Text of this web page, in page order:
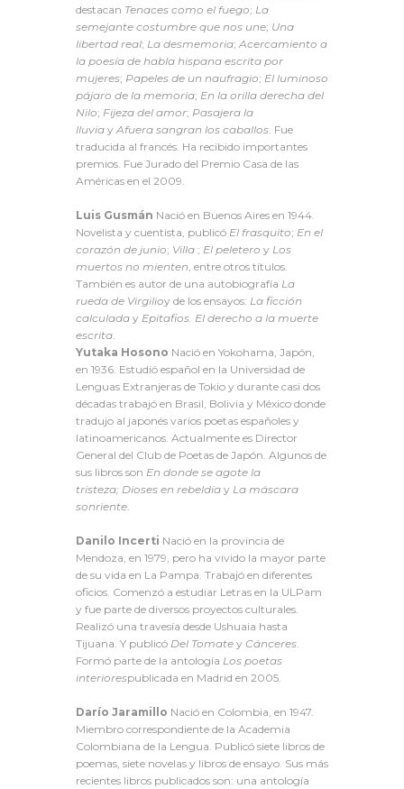
destacan Tenaces como el fuego; La
semejante costumbre que nos une; Una
libertad real; La desmemoria; Acercamiento a
la poesía de habla hispana escrita por
mujeres; Papeles de un naufragio; El luminoso
pájaro de la memoria; En la orilla derecha del
Nilo; Fijeza del amor; Pasajera la
lluvia y Afuera sangran los caballos . Fue
traducida al francés. Ha recibido importantes
premios. Fue Jurado del Premio Casa de las
Américas en el 2009.
Luis Gusmán Nació en Buenos Aires en 1944.
Novelista y cuentista, publicó El frasquito; En el
corazón de junio; Villa ; El peletero y Los
muertos no mienten , entre otros títulos.
También es autor de una autobiografía La
rueda de Virgilioy de los ensayos: La ficción
calculada y Epitafios. El derecho a la muerte
escrita
Yutaka Hosono Nació en Yokohama, Japón,
en 1936. Estudió español en la Universidad de
Lenguas Extranjeras de Tokio y durante casi dos
décadas trabajó en Brasil, Bolivia y México donde
tradujo al japonés varios poetas españoles y
latinoamericanos. Actualmente es Director
General del Club de Poetas de Japón. Algunos de
sus libros son En donde se agote la
tristeza; Dioses en rebeldía y La máscara
sonriente
Danilo Incerti Nació en la provincia de
Mendoza, en 1979, pero ha vivido la mayor parte
de su vida en La Pampa. Trabajó en diferentes
oficios. Comenzó a estudiar Letras en la ULPam
y fue parte de diversos proyectos culturales.
Realizó una travesía desde Ushuaia hasta
Tijuana. Y publicó Del Tomate y Cánceres.
Formó parte de la antología Los poetas
interiorespublicada en Madrid en 2005.
Darío Jaramillo Nació en Colombia, en 1947.
Miembro correspondiente de la Academia
Colombiana de la Lengua. Publicó siete libros de
poemas, siete novelas y libros de ensayo. Sus más
recientes libros publicados son: una antología